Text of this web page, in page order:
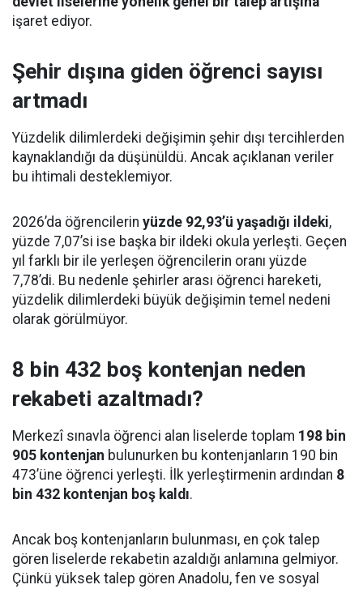
işaret ediyor.
Şehir dışına giden öğrenci sayısı
artmadı
Yüzdelik dilimlerdeki değişimin şehir dışı tercihlerden
kaynaklandığı da düşünüldü. Ancak açıklanan veriler
bu ihtimali desteklemiyor.
2026’da öğrencilerin yüzde 92,93’ü yaşadığı ildeki,
yüzde 7,07’si ise başka bir ildeki okula yerleşti. Geçen
yıl farklı bir ile yerleşen öğrencilerin oranı yüzde
7,78’di. Bu nedenle şehirler arası öğrenci hareketi,
yüzdelik dilimlerdeki büyük değişimin temel nedeni
olarak görülmüyor.
8 bin 432 boş kontenjan neden
rekabeti azaltmadı?
Merkezî sınavla öğrenci alan liselerde toplam 198 bin
905 kontenjan bulunurken bu kontenjanların 190 bin
473’üne öğrenci yerleşti. İlk yerleştirmenin ardından 8
bin 432 kontenjan boş kaldı.
Ancak boş kontenjanların bulunması, en çok talep
gören liselerde rekabetin azaldığı anlamına gelmiyor.
Çünkü yüksek talep gören Anadolu, fen ve sosyal